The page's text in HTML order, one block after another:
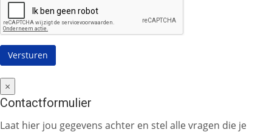
×
Contactformulier
Laat hier jou gegevens achter en stel alle vragen die je